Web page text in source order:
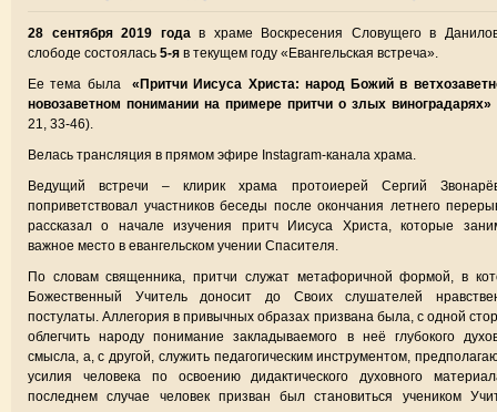
28 сентября 2019 года в храме Воскресения Словущего в
слободе состоялась 5-я в текущем году «Евангельская встреча».
Ее тема была«Притчи Иисуса Христа: народ Божий в
новозаветном понимании на примере притчи о злых виноградарях»
21, 33-46).
Велась трансляция в прямом эфире Instagram-канала храма.
Ведущий встречи – клирик храма протоиерей Сергий
поприветствовал участников беседы после окончания летнего
рассказал о начале изучения притч Иисуса Христа, которые
важное место в евангельском учении Спасителя.
По словам священника, притчи служат метафоричной формой, в
Божественный Учитель доносит до Своих слушателей
постулаты. Аллегория в привычных образах призвана была, с одной
облегчить народу понимание закладываемого в неё глубокого
смысла, а, с другой, служить педагогическим инструментом,
усилия человека по освоению дидактического духовного
последнем случае человек призван был становиться учеником